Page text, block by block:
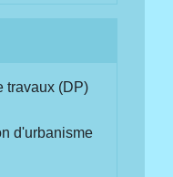
travaux (DP)
d'urbanisme